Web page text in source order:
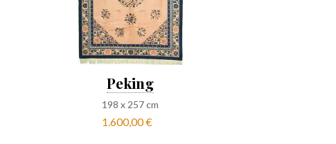
Peking
198 x 257cm
1.600,00 €